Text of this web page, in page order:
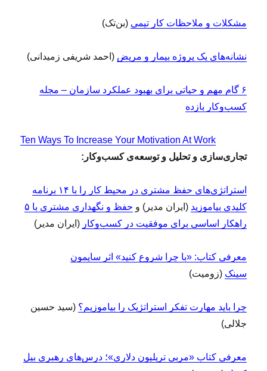
مشکلات و ملاحظات کار تیمی (بن‌تک)
نشانه‌های یک پروژه بیمار و مریض (احمد شریفی زمیدانی)
۶ گام مهم و حیاتی برای بهبود عملکرد سازمان – مجله
کسب‌و‌کار بازده
Ten Ways To Increase Your Motivation At Work
تجاری‌سازی و تحلیل و توسعه‌ی کسب‌وکار:
استراتژی‌های حفظ مشتری در محیط کار را با ۱۴ برنامه
کلیدی بیاموزید (ایران مدیر) و
حفظ و نگهداری مشتری با ۵
راهکار اساسی برای موفقیت در کسب‌و‌کار (ایران مدیر)
معرفی کتاب: «با چرا شروع کنید» اثر سایمون
سینک (زومیت)
چرا باید مهارت تفکر استراتژیک را بیاموزیم؟ (سید حسین
جلالی)
معرفی کتاب «مربی تریلیون دلاری»؛ درس‌های رهبری بیل